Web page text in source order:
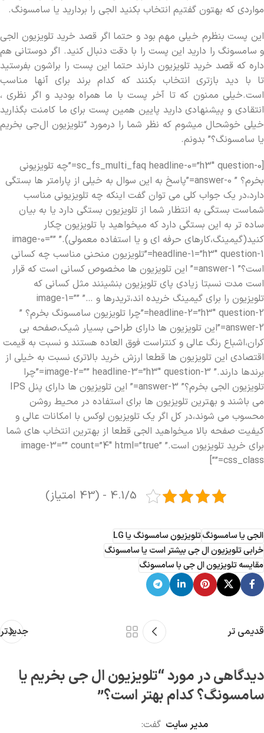
مواردی که بهتون گفتیم انتخاب بکنید الجی را بردارید یا سامسونگ.
این پست بنظرم خیلی مهم بود و حتما اگر قصد خرید تلویزیون الجی
و سامسونگ را دارید این پست را با دقت دنبال کنید. اگر دوستانی هم
داره که قصد خرید تلویزیون دارند حتما این پست را براشون بفرستید
تا با دید بازتری انتخاب بکنند که کدام برند برای آنها مناسب
است.خیلی ممنون که تا آخر پست با ما همراه بودید و اگر نظری ،
انتقادی و پیشنهادی دارید پایین همین پست برای ما کامنت بگذارید
خیلی خوشحال میشوم که نظر شما را درمورد “تلویزیون ال‌جی بخریم
یا سامسونگ؟” بدونم.
[sc_fs_multi_faq headline-0=”h3″ question-0=”چه تلویزیونی
بخرم؟ ” answer-0=”پاسخ به این سوال به خیلی از پارامتر ها بستگی
دارد،در یک جواب کلی می توان گفت اینکه چه تلویزیونی مناسب
شماست بستگی به انتظار شما از تلویزیون بستگی دارد یا به بیان
ساده تر به این بستگی دارد که میخواهید با تلویزیون چکار
کنید(گیمینگ،کارهای حرفه ای و یا استفاده معمولی).” image-0=””
headline-1=”h3″ question-1=”تلویزیون منحنی مناسب چه کسانی
است؟” answer-1=” این تلویزیون ها مخصوص کسانی است که قرار
است مدت نسبتا زیادی پای تلویزیون بنشینند مثل کسانی که
تلویزیون را برای گیمینگ خریده اند،تریدرها و …” image-1=””
headline-2=”h3″ question-2=”چرا تلویزیون سامسونگ بخرم؟ ”
answer-2=”این تلویزیون ها دارای طراحی بسیار شیک،صفحه بی
کران،اشباع رنگ عالی و کنتراست فوق العاده هستند و نسبت به قیمت
اقتصادی این تلویزیون ها قطعا ارزش خرید بالاتری نسبت به خیلی از
برندها دارند.” image-2=”” headline-3=”h3″ question-3=”چرا
تلویزیون الجی بخرم؟” answer-3=” این تلویزیون ها دارای پنل IPS
می باشند و بهترین تلویزیون ها برای استفاده در محیط روشن
محسوب می شوند،در کل اگر یک تلویزیون لوکس با امکانات عالی و
کیفیت صفحه بالا میخواهید الجی قطعا از بهترین انتخاب های شما
برای خرید تلویزیون است.” image-3=”” count=”4″ html=”true”
css_class=””]
4.1/5 - (43 امتیاز)
الجی یا سامسونگتلویزیون سامسونگ یا LG
خرابی تلویزیون ال جی بیشتر است یا سامسونگ
مقایسه تلویزیون ال جی با سامسونگ
جدیدتر قدیمی تر
دیدگاهی در مورد “تلویزیون ال‌ جی بخریم یا
سامسونگ؟ کدام بهتر است؟”
مدیر سایت گفت: